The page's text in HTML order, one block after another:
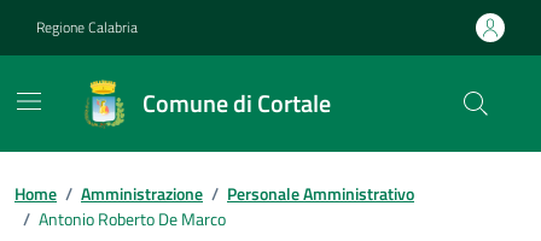
Regione Calabria
Comune di Cortale
Home / Amministrazione / Personale Amministrativo
/ Antonio Roberto De Marco